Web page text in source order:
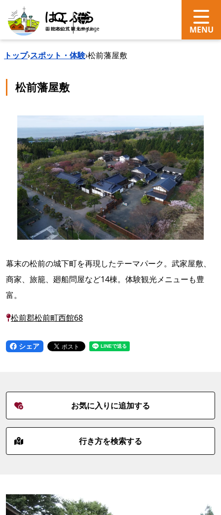
search Language
トップ›スポット・体験›松前藩屋敷
松前藩屋敷
幕末の松前の城下町を再現したテーマパーク。武家屋敷、
商家、旅籠、廻船問屋など14棟。体験観光メニューも豊
富。
松前郡松前町西館68
シェア
お気に入りに追加する
行き方を検索する